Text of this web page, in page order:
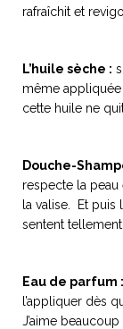
rafraîchit et
L’huile sèche :
même appliquée
cette huile ne
Douche-
respecte la peau
la valise. Et puis
sentent tellement
Eau de parfum :
l’appliquer dès
J’aime